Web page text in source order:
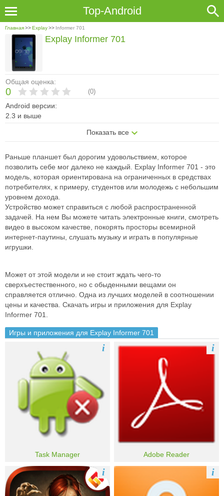
Top-Android
Главная>>Explay>> Informer 701
Общая оценка:
0 (0)
Android версии:
2.3 и выше
Показать все
Explay Informer 701
Раньше планшет был дорогим удовольствием, которое
позволить себе мог далеко не каждый. Explay Informer 701 - это
модель, которая ориентирована на ограниченных в средствах
потребителях, к примеру, студентов или молодежь с небольшим
уровнем дохода.
Устройство может справиться с любой распространенной
задачей. На нем Вы можете читать электронные книги, смотреть
видео в высоком качестве, покорять просторы всемирной
интернет-паутины, слушать музыку и играть в популярные
игрушки.
Может от этой модели и не стоит ждать чего-то
сверхъестественного, но с обыденными вещами он
справляется отлично. Одна из лучших моделей в соотношении
цены и качества. Скачать игры и приложения для Explay
Informer 701.
Игры и приложения для Explay Informer 701
Task Manager
i
Adobe Reader
i
i i